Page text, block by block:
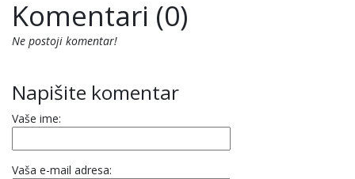
Komentari (0)
Ne postoji komentar!
Napišite komentar
Vaše ime:
Vaša e-mail adresa: